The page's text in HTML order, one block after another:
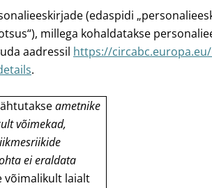
(edaspidi
millega kohaldatakse
aadressil https://
.
ametnike
võimekad,
ei eraldata
võimalikult laialt